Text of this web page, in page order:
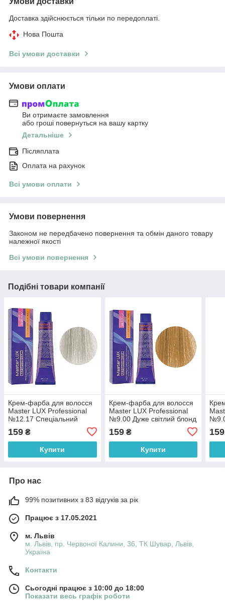
Доставка здійснюється тільки по передоплаті.
Нова Пошта
Всі умови доставки
Умови оплати
Ви отримаєте замовлення
або гроші повернуться на вашу картку
Детальніше
Післяплата
Оплата на рахунок
Всі умови оплати
Умови повернення
Законом не передбачено повернення та обмін даного товару
належної якості
Всі умови повернення
Подібні товари компанії
Крем-фарба для волосся
Master LUX Professional
№12.17 Спеціальний
коричневий 60 мл
159 ₴
Купити
Крем-фарба для волосся
Master LUX Professional
№9.00 Дуже світлий блонд
натуральний для сивини
60 мл
159₴
Купити
159
Про нас
99% позитивних з 83 відгуків за рік
Працює з 17.05.2021
м. Львів
м. Львів, пр. Червоної Калини, 36, ТК Шувар, Львів,
Україна
Контакти
Сьогодні працює з 10:00 до 18:00
Показати весь графік роботи